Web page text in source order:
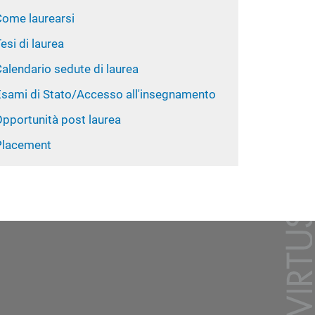
laurearsi
di laurea
sedute di laurea
di Stato/Accesso all'insegnamento
post laurea